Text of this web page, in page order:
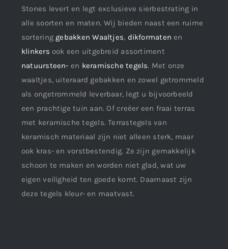
Stones levert en legt exclusieve sierbestrating in
alle soorten en maten. Wij bieden naast een ruime
sortering gebakken Waaltjes, dikformaten en
klinkers ook een uitgebreid assortiment
natuursteen- en keramische tegels. Met onze
waaltjes, uiteraard gebakken en zowel getrommeld
als ongetrommeld leverbaar, legt u bijvoorbeeld
een prachtige tuin aan. Of creëer een fraai terras
met keramische tegels. Terrastegels van
keramisch materiaal zijn niet alleen sterk, maar
ook kras- en vorstbestendig. Ze zijn gemakkelijk
schoon te maken en worden niet glad, wat uw
eigen veiligheid ten goede komt. Daarnaast zijn
deze tegels kleur- en maatvast.